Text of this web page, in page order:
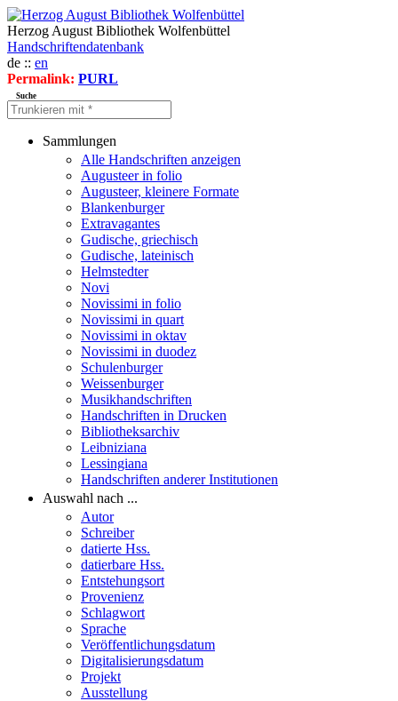
Herzog August Bibliothek Wolfenbüttel
Handschriftendatenbank
de :: en
Permalink: PURL
Suche
Sammlungen
Alle Handschriften anzeigen
Augusteer in folio
Augusteer, kleinere Formate
Blankenburger
Extravagantes
Gudische, griechisch
Gudische, lateinisch
Helmstedter
Novi
Novissimi in folio
Novissimi in quart
Novissimi in oktav
Novissimi in duodez
Schulenburger
Weissenburger
Musikhandschriften
Handschriften in Drucken
Bibliotheksarchiv
Leibniziana
Lessingiana
Handschriften anderer Institutionen
Auswahl nach ...
Autor
Schreiber
datierte Hss.
datierbare Hss.
Entstehungsort
Provenienz
Schlagwort
Sprache
Veröffentlichungsdatum
Digitalisierungsdatum
Projekt
Ausstellung